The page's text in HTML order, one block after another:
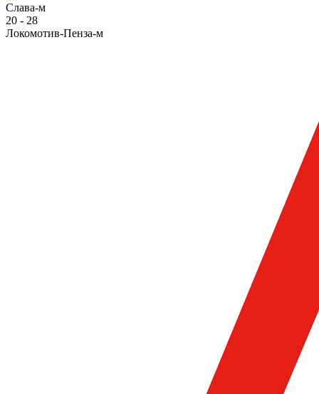
Слава-м
20 - 28
Локомотив-Пенза-м